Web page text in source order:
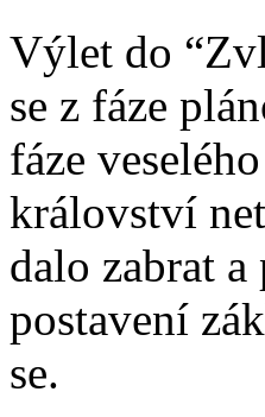
Výlet do
se z fáze
fáze
království
dalo zabrat
postavení
se.